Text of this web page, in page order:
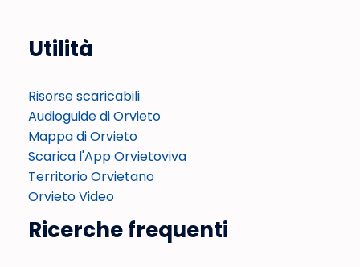
Utilità
Risorse scaricabili
Audioguide di Orvieto
Mappa di Orvieto
Scarica l'App Orvietoviva
Territorio Orvietano
Orvieto Video
Ricerche frequenti